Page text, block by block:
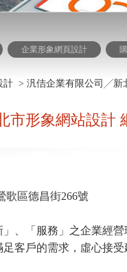
企業形象網頁設計
計 > 汎佶企業有限公司╱新
形象網站設計
歌區德昌街266號
、「服務」之企業經營
客戶的需求，虛心接